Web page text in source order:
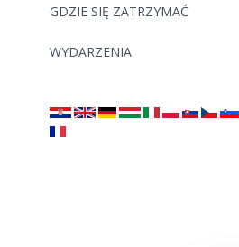
GDZIE SIĘ ZATRZYMAĆ
WYDARZENIA